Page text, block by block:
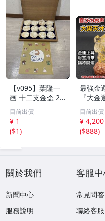
【v095】葉隆一
画 十二支金盃 24
K GP 金メッキ 12
点セット 干支 色
紙付き 縁起物 酒
器 共箱付 伝統工
目前出價
¥ 1
($1)
最強金
『大金
（だい
オルゴ
5cm』
開運の
目前出價
¥ 4,200
($888)
關於我們
新聞中心
服務說明
客服
常見問答
聯絡客服